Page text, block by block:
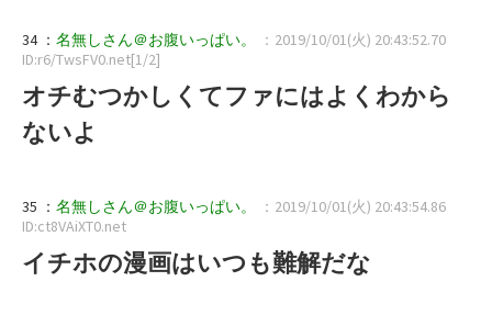
34 ： 名無しさん＠お腹いっぱい。
：2019/10/01(火) 20:43:52.70
ID:r6/TwsFV0.net[1/2]
オチむつかしくてファにはよくわから
ないよ
35 ： 名無しさん＠お腹いっぱい。
：2019/10/01(火) 20:43:54.86
ID:ct8VAiXT0.net
イチホの漫画はいつも難解だな